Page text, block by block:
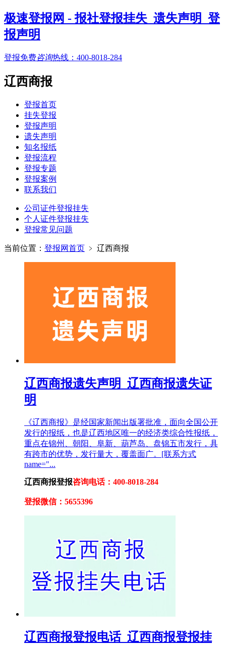
极速登报网 - 报社登报挂失_遗失声明_登
报声明
登报免费咨询热线： 400-8018-284
辽西商报
登报首页
挂失登报
登报声明
遗失声明
知名报纸
登报流程
登报专题
登报案例
联系我们
公司证件登报挂失
个人证件登报挂失
登报常见问题
当前位置： 登报网首页 ﹥ 辽西商报
辽西商报遗失声明_辽西商报遗失证
明
《辽西商报》是经国家新闻出版署批准，面向全国公开
发行的报纸，也是辽西地区唯一的经济类综合性报纸，
重点在锦州、朝阳、阜新、葫芦岛、盘锦五市发行，具
有跨市的优势，发行量大，覆盖面广。[联系方式
name="...
辽西商报登报咨询电话：400-8018-284
登报微信：5655396
辽西商报登报电话_辽西商报登报挂